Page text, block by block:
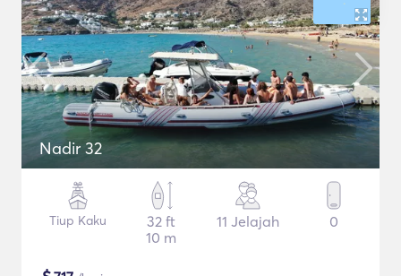
Nadir 32
Tiup Kaku
32 ft
10 m
11 Jelajah 0